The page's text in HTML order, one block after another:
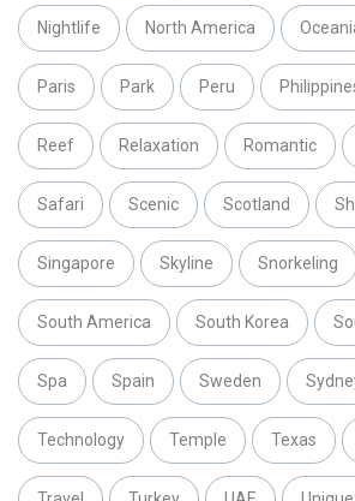
Nightlife North America
Paris Park Peru
Reef Relaxation Romantic
Safari Scenic Scotland
Singapore Skyline Snorkeling
South America South Korea
Spa Spain Sweden
Technology Temple Texas